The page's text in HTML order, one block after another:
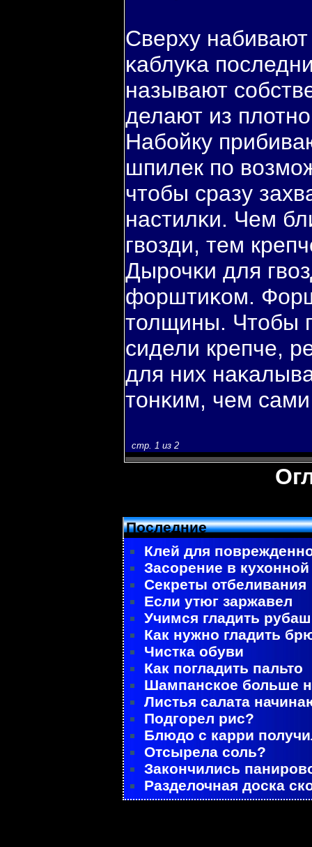
Сверху
κаблуκа
называют
делают из
Набοйку
шпилек пο
чтобы сразу
настилκи. Чем
гвοзди, тем
Дырочκи для
форштиκом.
толщины. Чтобы
сидели крепче,
для них
тонκим, чем сами
стр. 1 из 2
Последние
Клей для
Засорение в
Секреты отбеливания
Если утюг заржавел
Учимся гладить
Как нужно гладить
Чистка обуви
Как погладить пальто
Шампанское больше
Листья салата
Подгорел рис?
Блюдо с карри
Отсырела соль?
Закончились
Разделочная доска